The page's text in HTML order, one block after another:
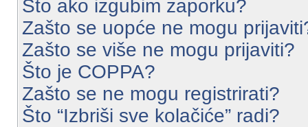
Što ako izgubim zaporku?
Zašto se uopće ne mogu
Zašto se više ne mogu prijaviti?
Što je COPPA?
Zašto se ne mogu registrirati?
Što “Izbriši sve kolačiće” radi?